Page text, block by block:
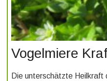
Vogelmiere
Die unterschätzte Heilkraft